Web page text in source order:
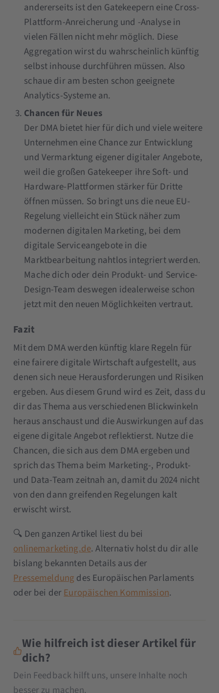
andererseits ist den Gatekeepern eine Cross-
Plattform-Anreicherung und -Analyse in
vielen Fällen nicht mehr möglich. Diese
Aggregation wirst du wahrscheinlich künftig
selbst inhouse durchführen müssen. Also
schaue dir am besten schon geeignete
Analytics-Systeme an.
Chancen für Neues
Der DMA bietet hier für dich und viele weitere
Unternehmen eine Chance zur Entwicklung
und Vermarktung eigener digitaler Angebote,
weil die großen Gatekeeper ihre Soft- und
Hardware-Plattformen stärker für Dritte
öffnen müssen. So bringt uns die neue EU-
Regelung vielleicht ein Stück näher zum
modernen digitalen Marketing, bei dem
digitale Serviceangebote in die
Marktbearbeitung nahtlos integriert werden.
Mache dich oder dein Produkt- und Service-
Design-Team deswegen idealerweise schon
jetzt mit den neuen Möglichkeiten vertraut.
Fazit
Mit dem DMA werden künftig klare Regeln für
eine fairere digitale Wirtschaft aufgestellt, aus
denen sich neue Herausforderungen und Risiken
ergeben. Aus diesem Grund wird es Zeit, dass du
dir das Thema aus verschiedenen Blickwinkeln
heraus anschaust und die Auswirkungen auf das
eigene digitale Angebot reflektierst. Nutze die
Chancen, die sich aus dem DMA ergeben und
sprich das Thema beim Marketing-, Produkt-
und Data-Team zeitnah an, damit du 2024 nicht
von den dann greifenden Regelungen kalt
erwischt wirst.
🔍 Den ganzen Artikel liest du bei
onlinemarketing.de. Alternativ holst du dir alle
bislang bekannten Details aus der
Pressemeldung des Europäischen Parlaments
oder bei derEuropäischen Kommission.
Wie hilfreich ist dieser Artikel für
dich?
Dein Feedback hilft uns, unsere Inhalte noch
besser zu machen.